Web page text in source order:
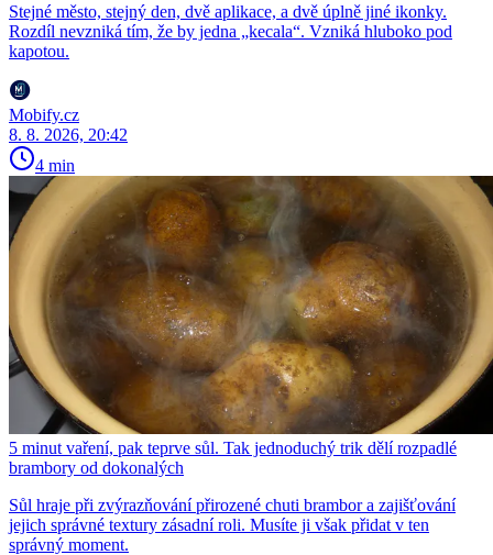
Stejné město, stejný den, dvě aplikace, a dvě úplně jiné ikonky.
Rozdíl nevzniká tím, že by jedna „kecala“. Vzniká hluboko pod
kapotou.
Mobify.cz
8. 8. 2026, 20:42
4 min
5 minut vaření, pak teprve sůl. Tak jednoduchý trik dělí rozpadlé
brambory od dokonalých
Sůl hraje při zvýrazňování přirozené chuti brambor a zajišťování
jejich správné textury zásadní roli. Musíte ji však přidat v ten
správný moment.